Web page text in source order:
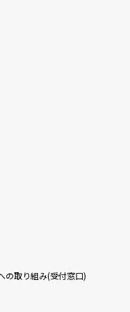
の取り組み(受付窓口)